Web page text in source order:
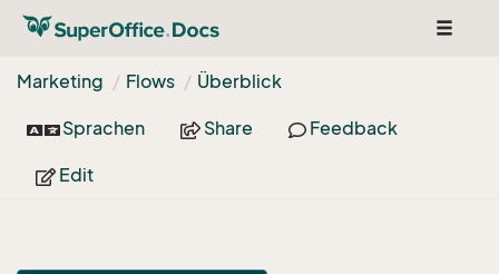
Toggle
Marketing
Flows Überblick
Sprachen Share Feedback
Edit